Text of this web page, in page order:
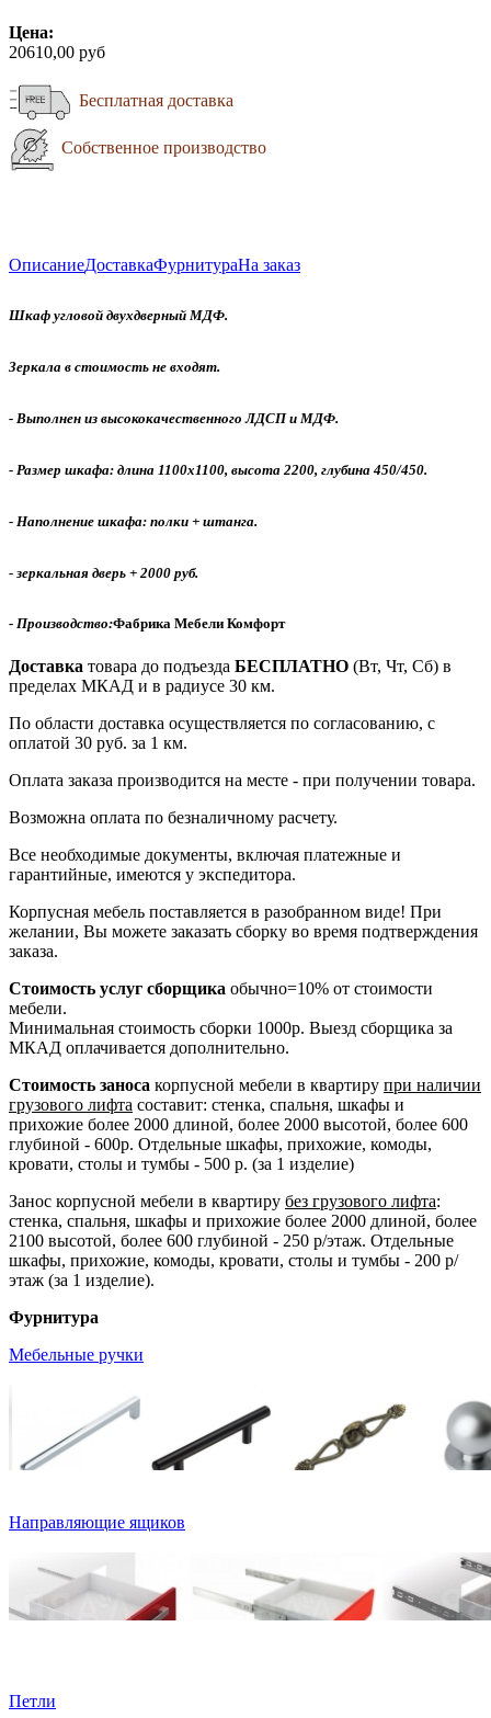
Цена:
20610,00 руб
Бесплатная доставка
Собственное производство
ОписаниеДоставкаФурнитураНа заказ
Шкаф угловой двухдверный МДФ.
Зеркала в стоимость не входят.
- Выполнен из высококачественного ЛДСП и МДФ.
- Размер шкафа: длина 1100х1100, высота 2200, глубина 450/450.
- Наполнение шкафа: полки + штанга.
- зеркальная дверь + 2000 руб.
- Производство:Фабрика Мебели Комфорт
Доставка товара до подъезда БЕСПЛАТНО (Вт, Чт, Сб) в
пределах МКАД и в радиусе 30 км.
По области доставка осуществляется по согласованию, с
оплатой 30 руб. за 1 км.
Оплата заказа производится на месте - при получении товара.
Возможна оплата по безналичному расчету.
Все необходимые документы, включая платежные и
гарантийные, имеются у экспедитора.
Корпусная мебель поставляется в разобранном виде! При
желании, Вы можете заказать сборку во время подтверждения
заказа.
Стоимость услуг сборщика обычно=10% от стоимости
мебели.
Минимальная стоимость сборки 1000р. Выезд сборщика за
МКАД оплачивается дополнительно.
Стоимость заноса корпусной мебели в квартиру при наличии
грузового лифта составит: стенка, спальня, шкафы и
прихожие более 2000 длиной, более 2000 высотой, более 600
глубиной - 600р. Отдельные шкафы, прихожие, комоды,
кровати, столы и тумбы - 500 р. (за 1 изделие)
Занос корпусной мебели в квартиру без грузового лифта:
стенка, спальня, шкафы и прихожие более 2000 длиной, более
2100 высотой, более 600 глубиной - 250 р/этаж. Отдельные
шкафы, прихожие, комоды, кровати, столы и тумбы - 200 р/
этаж (за 1 изделие).
Фурнитура
Мебельные ручки
Направляющие ящиков
Петли